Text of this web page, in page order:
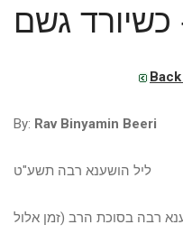
גשם
By: Rav Binyamin Beeri
ליל הושענא רבה תשע"ט
רבה בסוכת הרב (זמן אלול